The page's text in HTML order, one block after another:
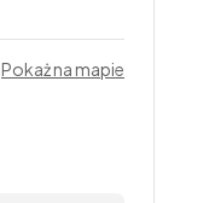
Pokaż na mapie